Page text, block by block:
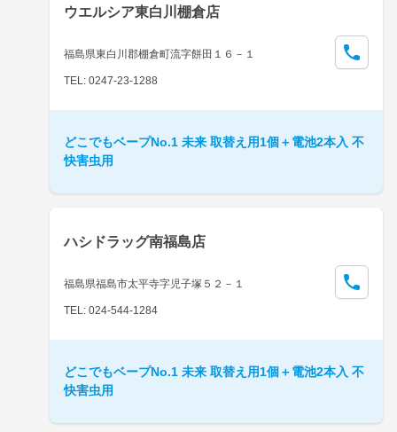
ウエルシア東白川棚倉店
福島県東白川郡棚倉町流字餅田１６－１
TEL: 0247-23-1288
どこでもベープNo.1 未来 取替え用1個＋電池2本入 不
快害虫用
ハシドラッグ南福島店
福島県福島市太平寺字児子塚５２－１
TEL: 024-544-1284
どこでもベープNo.1 未来 取替え用1個＋電池2本入 不
快害虫用